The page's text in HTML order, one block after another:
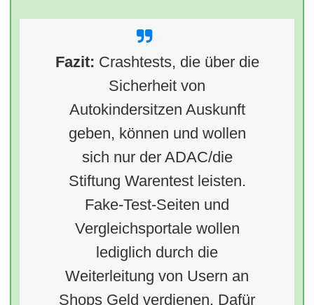
Fazit: Crashtests, die über die
Sicherheit von
Autokindersitzen Auskunft
geben, können und wollen
sich nur der ADAC/die
Stiftung Warentest leisten.
Fake-Test-Seiten und
Vergleichsportale wollen
lediglich durch die
Weiterleitung von Usern an
Shops Geld verdienen. Dafür